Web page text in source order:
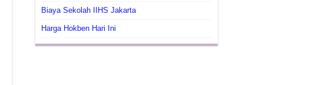
Biaya Sekolah IIHS Jakarta
Harga Hokben Hari Ini